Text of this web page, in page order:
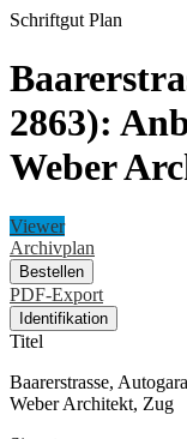
Schriftgut Plan
2863):
Weber
Viewer
Archivplan
Bestellen
PDF-Export
Identifikation
Titel
Baarerstrasse,
Weber Architekt, Zug